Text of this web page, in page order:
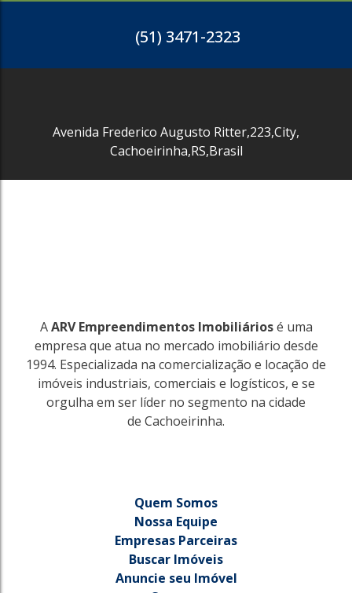
(51) 3471-2323
Avenida Frederico Augusto Ritter,223,City,
Cachoeirinha,RS,Brasil
AARV Empreendimentos Imobiliáriosé uma
empresa que atua no mercado imobiliário desde
1994. Especializada na comercialização e locação de
imóveis industriais, comerciais e logísticos, e se
orgulha em ser líder no segmento na cidade
de Cachoeirinha.
Quem Somos
Nossa Equipe
Empresas Parceiras
Buscar Imóveis
Anuncie seu Imóvel